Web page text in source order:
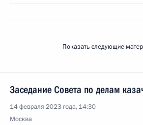
Показать следующие
Заседание Совета по делам
14 февраля 2023 года, 14:30
Москва